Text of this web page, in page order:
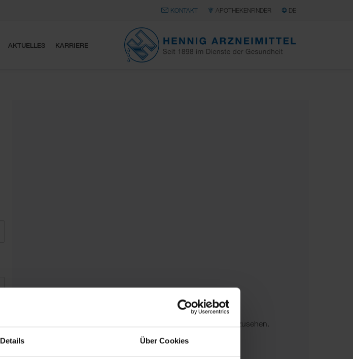
Details Über Cookies
KONTAKT APOTHEKENFINDER DE
AKTUELLES KARRIERE
, um diese Karte anzusehen.
Mit der Verwendung von Google Maps stimmen Sie den
Datenschutzbedingungen zu.
AKZEPTIEREN